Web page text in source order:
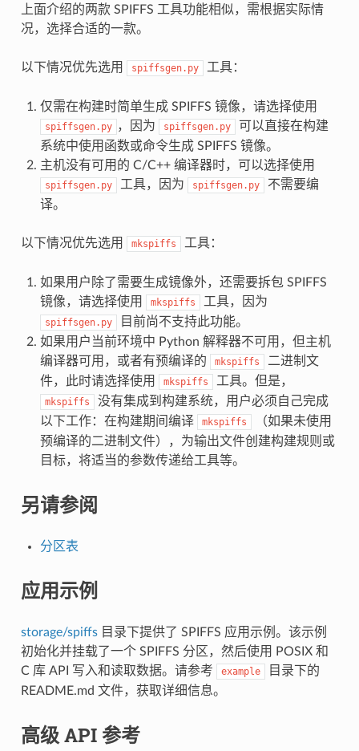
上面介绍的两款 SPIFFS 工具功能相似，需根据实际情
况，选择合适的一款。
以下情况优先选用 spiffsgen.py 工具：
仅需在构建时简单生成 SPIFFS 镜像，请选择使用
spiffsgen.py ，因为 spiffsgen.py
可以直接在构建
系统中使用函数或命令生成 SPIFFS 镜像。
主机没有可用的 C/C++ 编译器时，可以选择使用
spiffsgen.py 工具，因为 spiffsgen.py
不需要编
译。
以下情况优先选用 mkspiffs 工具：
如果用户除了需要生成镜像外，还需要拆包 SPIFFS
镜像，请选择使用
mkspiffs 工具，因为
spiffsgen.py
目前尚不支持此功能。
如果用户当前环境中 Python 解释器不可用，但主机
编译器可用，或者有预编译的
mkspiffs
二进制文
件，此时请选择使用
mkspiffs 工具。但是，
mkspiffs
没有集成到构建系统，用户必须自己完成
以下工作：在构建期间编译
mkspiffs
（如果未使用
预编译的二进制文件），为输出文件创建构建规则或
目标，将适当的参数传递给工具等。
另请参阅
分区表
应用示例
storage/spiffs目录下提供了 SPIFFS 应用示例。该示例
初始化并挂载了一个 SPIFFS 分区，然后使用 POSIX 和
C 库 API 写入和读取数据。请参考
example
目录下的
README.md 文件，获取详细信息。
高级 API 参考